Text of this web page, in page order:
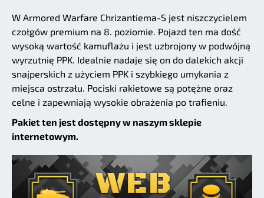
W Armored Warfare Chrizantiema-S jest niszczycielem
czołgów premium na 8. poziomie. Pojazd ten ma dość
wysoką wartość kamuflażu i jest uzbrojony w podwójną
wyrzutnię PPK. Idealnie nadaje się on do dalekich akcji
snajperskich z użyciem PPK i szybkiego umykania z
miejsca ostrzału. Pociski rakietowe są potężne oraz
celne i zapewniają wysokie obrażenia po trafieniu.
Pakiet ten jest dostępny w naszym sklepie
internetowym.